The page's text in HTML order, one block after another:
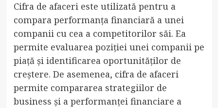
Cifra de afaceri este utilizată pentru a
compara performanța financiară a unei
companii cu cea a competitorilor săi. Ea
permite evaluarea poziției unei companii pe
piață și identificarea oportunităților de
creștere. De asemenea, cifra de afaceri
permite compararea strategiilor de
business și a performanței financiare a